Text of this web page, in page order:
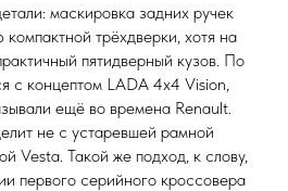
маскировка задних ручек
трёхдверки, хотя на
пятидверный кузов. По
с концептом LADA 4x4 Vision,
ещё во времена Renault.
не с устаревшей рамной
Vesta. Такой же подход, к слову,
первого серийного кроссовера